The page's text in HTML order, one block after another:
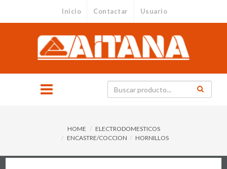
Inicio Contactar Usuario
HOME
ELECTRODOMESTICOS
ENCASTRE/COCCION
HORNILLOS